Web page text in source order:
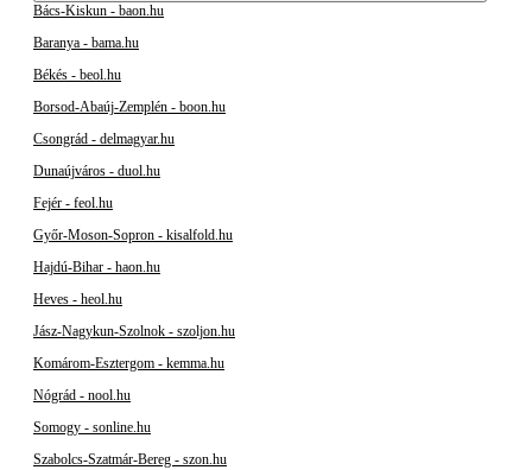
Bács-Kiskun - baon.hu
Baranya - bama.hu
Békés - beol.hu
Borsod-Abaúj-Zemplén - boon.hu
Csongrád - delmagyar.hu
Dunaújváros - duol.hu
Fejér - feol.hu
Győr-Moson-Sopron - kisalfold.hu
Hajdú-Bihar - haon.hu
Heves - heol.hu
Jász-Nagykun-Szolnok - szoljon.hu
Komárom-Esztergom - kemma.hu
Nógrád - nool.hu
Somogy - sonline.hu
Szabolcs-Szatmár-Bereg - szon.hu